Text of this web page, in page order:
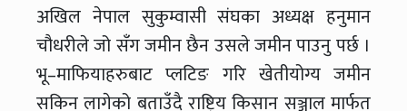
अखिल नेपाल सुकुम्वासी संघका अध्यक्ष हनुमान
चौधरीले जो सँग जमीन छैन उसले जमीन पाउनु पर्छ ।
भू–माफियाहरुबाट प्लटिङ गरि खेतीयोग्य जमीन
सकिन लागेको बताउँदै राष्ट्रिय किसान सञ्जाल मार्फत